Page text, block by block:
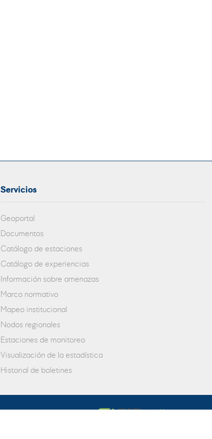
Servicios
Geoportal
Documentos
Catálogo de estaciones
Catálogo de experiencias
Información sobre amenazas
Marco normativo
Mapeo institucional
Nodos regionales
Estaciones de monitoreo
Visualización de la estadística
Historial de boletines